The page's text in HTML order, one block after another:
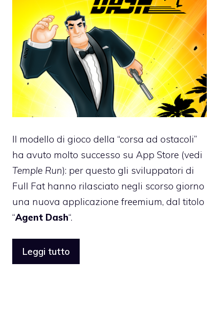
Il modello di gioco della “corsa ad ostacoli”
ha avuto molto successo su App Store (vedi
Temple Run): per questo gli sviluppatori di
Full Fat hanno rilasciato negli scorso giorno
una nuova applicazione freemium, dal titolo
“Agent Dash“.
Leggi tutto